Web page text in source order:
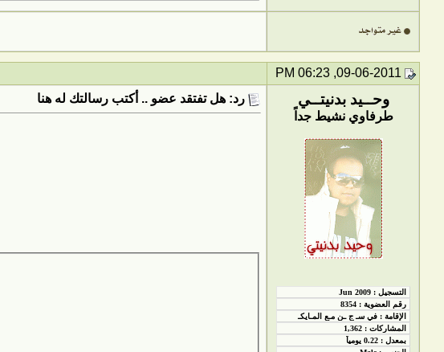
وحــيد بدنيتــي
طرفاوي نشيط جداً
رد: هل تفتقد عضو .. أكتب رسالتك له هنا